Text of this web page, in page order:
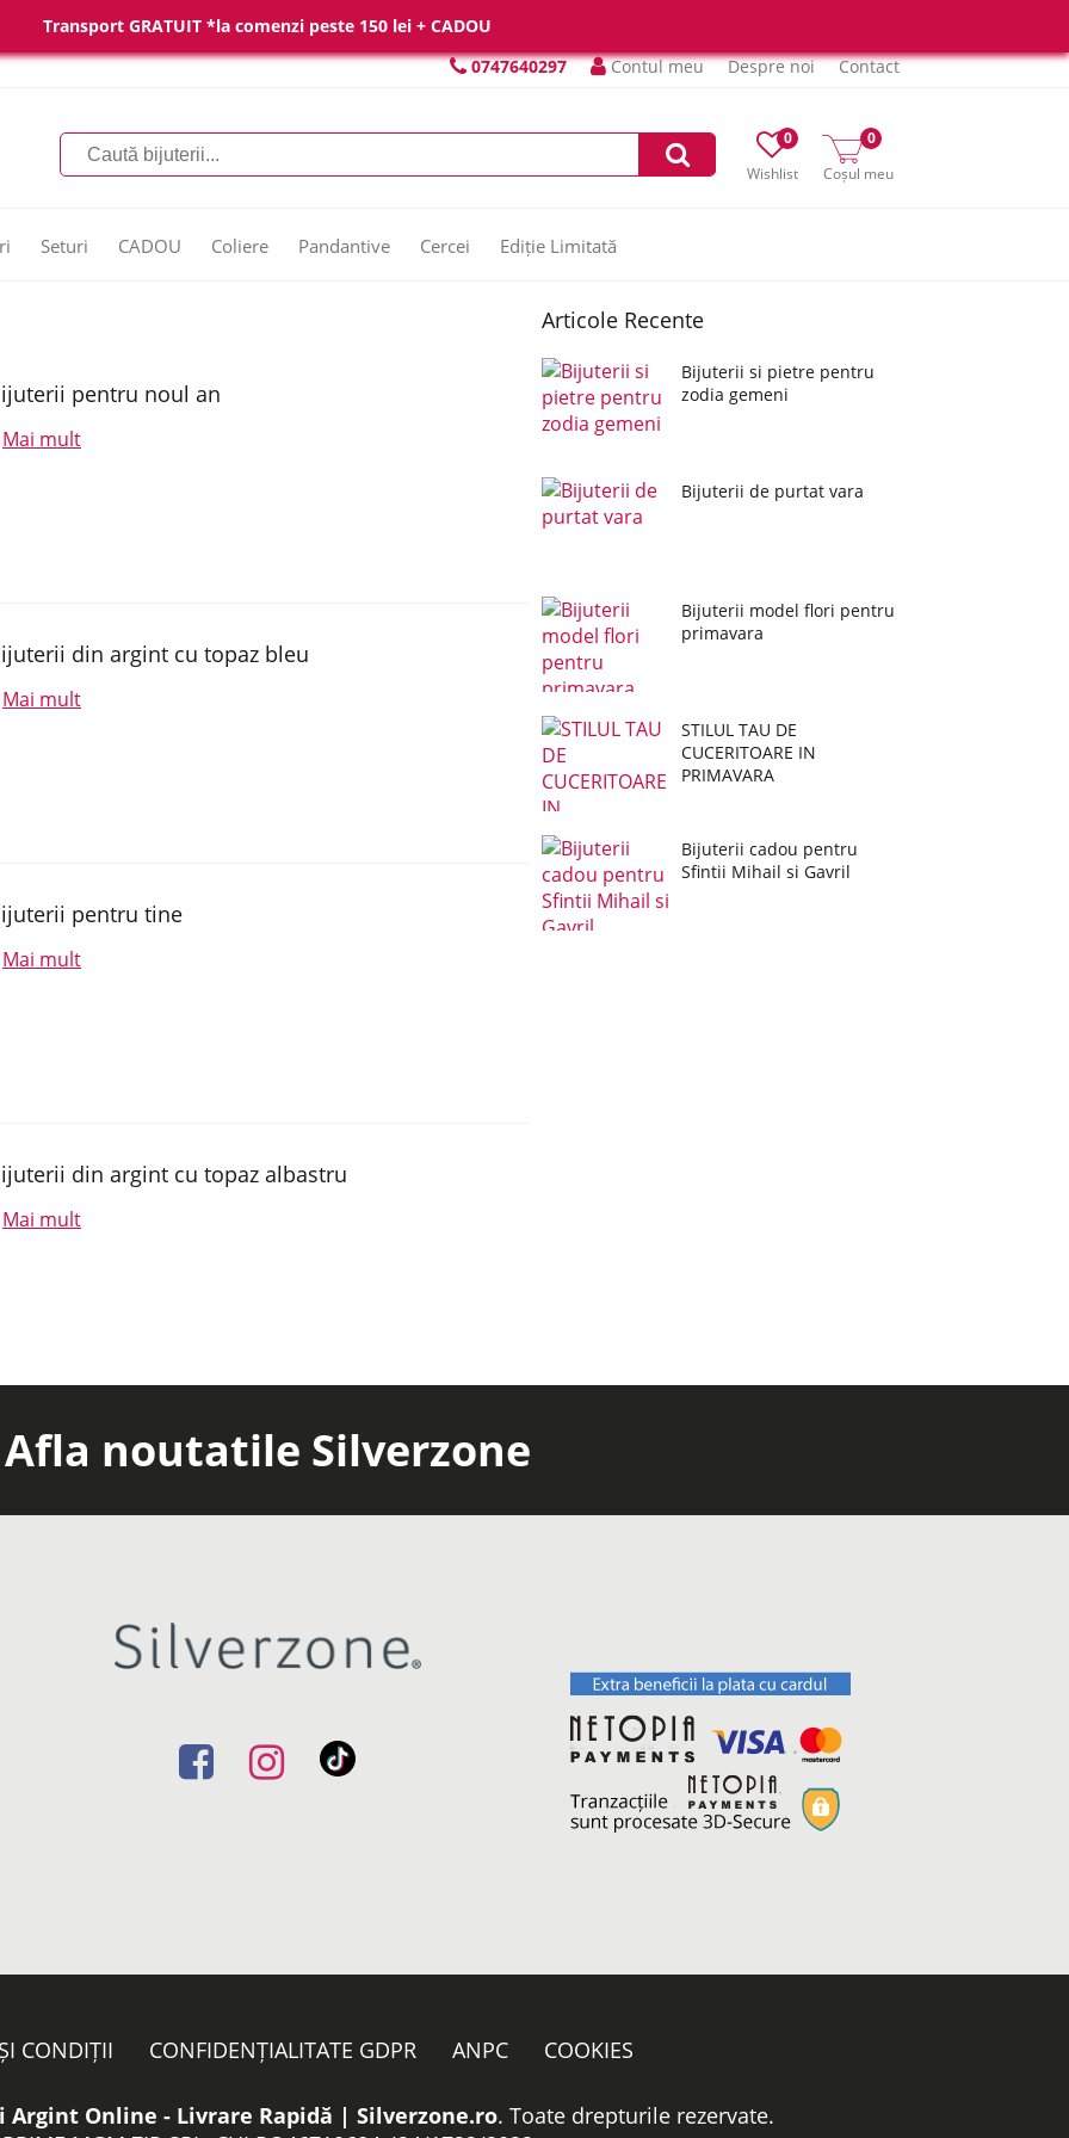
Transport GRATUIT *la comenzi peste 150 lei + CADOU
0747640297
Contul meu Despre noi Contact
Wishlist
0
Coșul meu
0
Seturi CADOU Coliere Pandantive Cercei Ediție Limitată
pentru noul an
Mai mult
din argint cu topaz bleu
Mai mult
pentru tine
Mai mult
din argint cu topaz albastru
Mai mult
Articole Recente
Bijuterii si pietre pentru
zodia gemeni
Bijuterii de purtat vara
Bijuterii model flori pentru
primavara
STILUL TAU DE
CUCERITOARE IN
PRIMAVARA
Bijuterii cadou pentru
Sfintii Mihail si Gavril
Afla noutatile Silverzone
CONDIȚII CONFIDENȚIALITATE GDPR ANPC COOKIES
Online - Livrare Rapidă | Silverzone.ro. Toate drepturile rezervate.